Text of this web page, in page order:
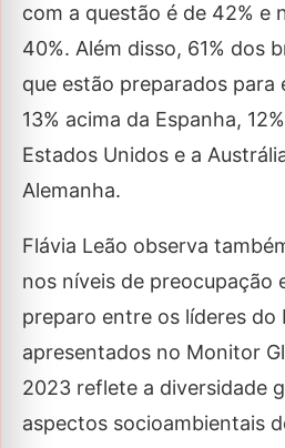
com a questão é de 42% e
40%. Além disso, 61% dos
que estão preparados
13% acima da Espanha,
Estados Unidos e a
Alemanha.
Flávia Leão observa
nos níveis de preocupação
preparo entre os líderes do
apresentados no Monitor
2023 reflete a diversidade
aspectos socioambientais